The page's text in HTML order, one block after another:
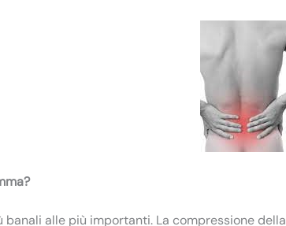
banali alle più importanti. La compressione